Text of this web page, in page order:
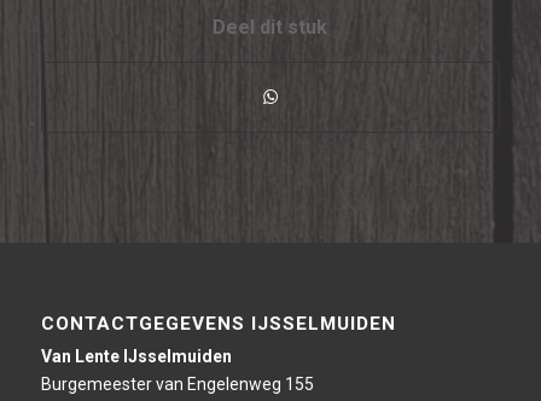
Deel dit stuk
CONTACTGEGEVENS IJSSELMUIDEN
Van Lente IJsselmuiden
Burgemeester van Engelenweg 155